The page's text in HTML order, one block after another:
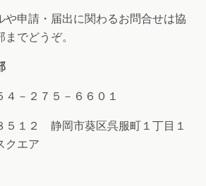
や申請・届出に関わるお問合せは協
でどうぞ。
－２７５－６６０１
１２
静岡市葵区呉服町１丁目１
クエア